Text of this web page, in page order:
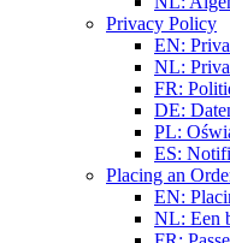
Privacy Policy
EN:
NL:
FR:
DE:
PL:
ES:
Placing an
EN:
NL: Een